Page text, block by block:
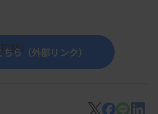
級）
ら（外部リンク）